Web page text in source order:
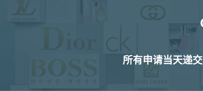
所有申请当天递